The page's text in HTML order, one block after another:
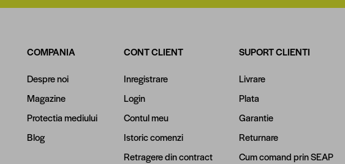
COMPANIA
Despre noi
Magazine
Protectia mediului
Blog
CONT CLIENT
Inregistrare
Login
Contul meu
Istoric comenzi
Retragere din contract
SUPORT CLIENTI
Livrare
Plata
Garantie
Returnare
Cum comand prin SEAP